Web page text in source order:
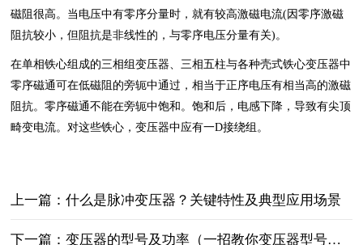
磁阻很高。当电压中有零序分量时，就有较高激磁电流(因零序激磁
阻抗较小，但阻抗是非线性的，与零序电压分量有关)。
在单相铁心组成的三相组变压器、三相五柱与各种壳式铁心变压器中
零序磁通可在低磁阻的旁轭中通过，相当于正序电压有相当高的激磁
阻抗。零序磁通不能在旁轭中饱和。饱和后，电感下降，导致有尖顶
畸变电流。对这些铁心，变压器中应有一D接绕组。
上一篇：什么是脉冲变压器？关键特性‌及典型应用场景‌
下一篇：变压器的型号及功率（一招教你变压器型号怎么看）